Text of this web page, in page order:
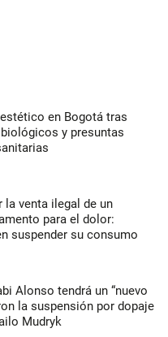
en Bogotá tras
y presuntas
la venta ilegal de un
para el dolor:
suspender su consumo
Alonso tendrá un “nuevo
la suspensión por dopaje
Mudryk